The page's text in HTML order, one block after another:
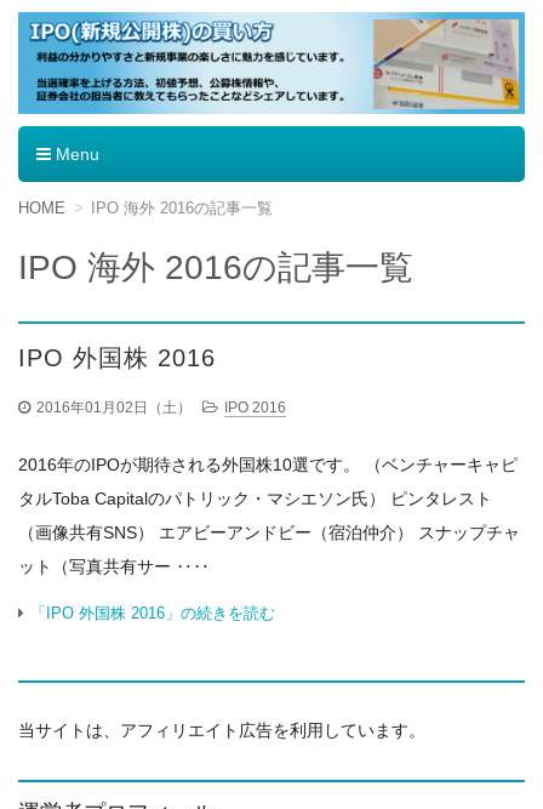
IPO（新規公開株）の買い方
Menu
コ
テ
ン
へ
移
動
HOME IPO 海外 2016の記事一覧
IPO 海外 2016の記事一覧
IPO 外国株 2016
2016年01月02日（土） IPO 2016
2016年のIPOが期待される外国株10選です。 （ベンチャーキャピ
タルToba Capitalのパトリック・マシエソン氏） ピンタレスト
（画像共有SNS） エアビーアンドビー（宿泊仲介） スナップチャ
ット（写真共有サー ‥‥
「IPO 外国株 2016」の続きを読む
当サイトは、アフィリエイト広告を利用しています。